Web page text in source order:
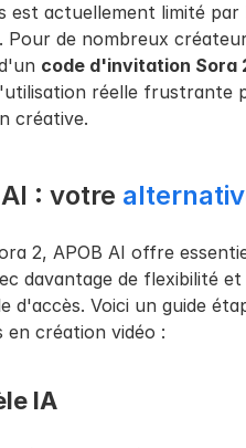
est actuellement limité par
de nombreux
code d'invitation Sora
réelle frustrante
créative.
: votre
2, APOB AI offre
davantage de flexibilité et
d'accès. Voici un guide
en création vidéo :
IA